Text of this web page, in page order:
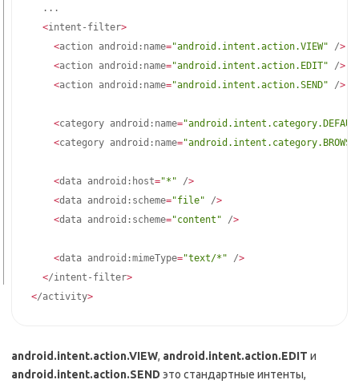
.. .
<intent-filter>
<action android:name="android.intent.action.VIEW" />
<action android:name="android.intent.action.EDIT" />
<action android:name="android.intent.action.SEND" />
<category android:name=
<category android:name=
<data android:host="*" />
<data android:scheme="file" />
<data android:scheme="content" />
<data android:mimeType="text/*" />
</intent-filter>
</activity>
android.intent.action.VIEW, android.intent.action.EDIT и
android.intent.action.SEND это стандартные интенты,